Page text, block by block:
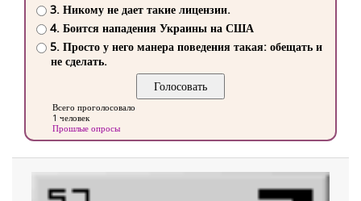
3. Никому не дает такие лицензии.
4. Боится нападения Украины на США
5. Просто у него манера поведения такая: обещать и
не сделать.
Всего проголосовало
1 человек
Прошлые опросы